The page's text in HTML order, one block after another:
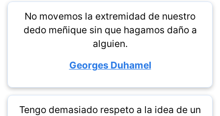
No movemos la extremidad de nuestro
dedo meñique sin que hagamos daño a
alguien.
Georges Duhamel
Tengo demasiado respeto a la idea de un